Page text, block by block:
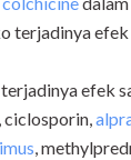
terjadinya efek
efek
, ciclosporin,
,